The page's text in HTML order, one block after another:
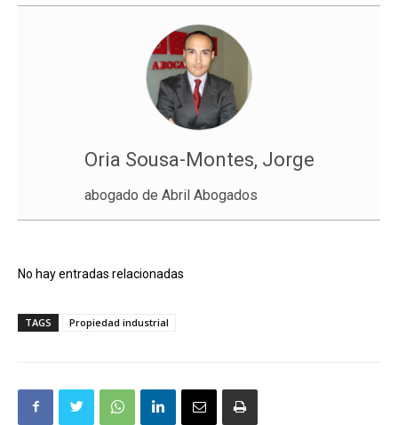
Oria Sousa-Montes, Jorge
abogado de Abril Abogados
No hay entradas relacionadas
TAGS Propiedad industrial